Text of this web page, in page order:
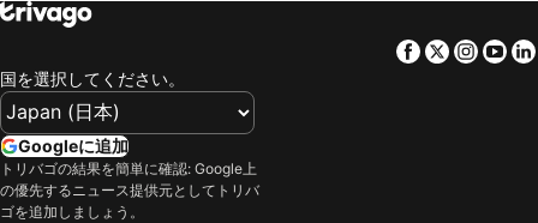
Facebook
Twitter
国を選択してください。
Googleに追加
トリバゴの結果を簡単に確認: Google上
の優先するニュース提供元としてトリバ
ゴを追加しましょう。